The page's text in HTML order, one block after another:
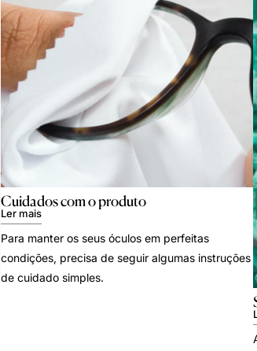
Cuidados com o produto
Ler mais
Para manter os seus óculos em perfeitas
condições, precisa de seguir algumas instruções
de cuidado simples.